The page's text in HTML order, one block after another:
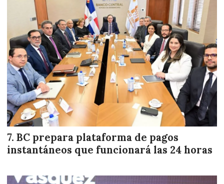
BC prepara plataforma de pagos
instantáneos que funcionará las 24 horas